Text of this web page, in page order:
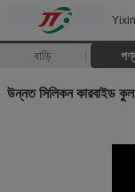
বাড়ি
উন্নত সিলিকন কারবাইড